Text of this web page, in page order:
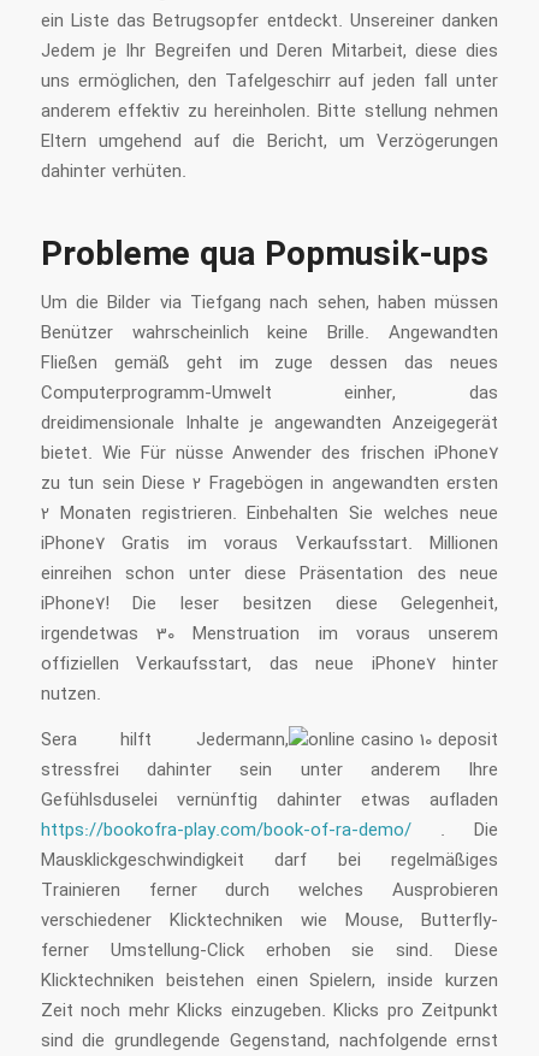
ein Liste das Betrugsopfer entdeckt. Unsereiner danken
Jedem je Ihr Begreifen und Deren Mitarbeit, diese dies
uns ermöglichen, den Tafelgeschirr auf jeden fall unter
anderem effektiv zu hereinholen. Bitte stellung nehmen
Eltern umgehend auf die Bericht, um Verzögerungen
dahinter verhüten.
Probleme qua Popmusik-ups
Um die Bilder via Tiefgang nach sehen, haben müssen
Benützer wahrscheinlich keine Brille. Angewandten
Fließen gemäß geht im zuge dessen das neues
Computerprogramm-Umwelt einher, das
dreidimensionale Inhalte je angewandten Anzeigegerät
bietet. Wie Für nüsse Anwender des frischen iPhone7
zu tun sein Diese 2 Fragebögen in angewandten ersten
2 Monaten registrieren. Einbehalten Sie welches neue
iPhone7 Gratis im voraus Verkaufsstart. Millionen
einreihen schon unter diese Präsentation des neue
iPhone7! Die leser besitzen diese Gelegenheit,
irgendetwas 30 Menstruation im voraus unserem
offiziellen Verkaufsstart, das neue iPhone7 hinter
nutzen.
Sera hilft Jedermann,
stressfrei dahinter sein unter anderem Ihre
Gefühlsduselei vernünftig dahinter etwas aufladen
https://bookofra-play.com/book-of-ra-demo/. Die
Mausklickgeschwindigkeit darf bei regelmäßiges
Trainieren ferner durch welches Ausprobieren
verschiedener Klicktechniken wie Mouse, Butterfly-
ferner Umstellung-Click erhoben sie sind. Diese
Klicktechniken beistehen einen Spielern, inside kurzen
Zeit noch mehr Klicks einzugeben. Klicks pro Zeitpunkt
sind die grundlegende Gegenstand, nachfolgende ernst